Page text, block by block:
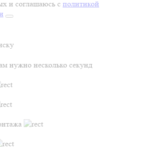
и соглашаюсь с политикой
нужно несколько секунд